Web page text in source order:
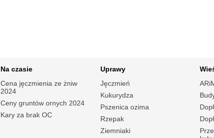
Na czasie
Cena jęczmienia ze żniw
2024
Ceny gruntów ornych 2024
Kary za brak OC
Uprawy
Jęczmień
Kukurydza
Pszenica ozima
Rzepak
Ziemniaki